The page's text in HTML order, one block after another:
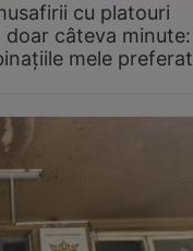
cu platouri
câteva minute:
mele